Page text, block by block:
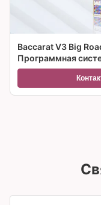
Baccarat V3 Big
Программная
столов казино